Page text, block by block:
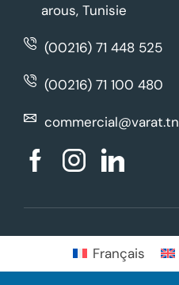
arous, Tunisie
(00216) 71 448 525
(00216) 71 100 480
commercial@varat.tn
Français